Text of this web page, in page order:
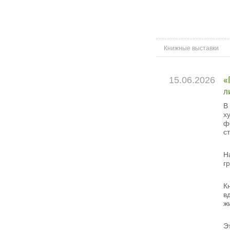
Книжные выставки
15.06.2026
В